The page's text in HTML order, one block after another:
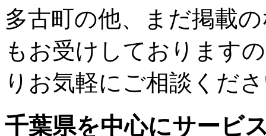
多古町の他、まだ掲載
もお受けしております
りお気軽にご相談くだ
千葉県を中心にサービ